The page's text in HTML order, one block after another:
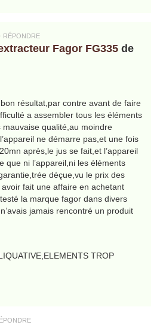
· RÉPONDRE
Fagor FG335 de
résultat,par contre avant de faire
a assembler tous les éléments
qualité,au moindre
ne démarre pas,et une fois
après,le jus se fait,et l’appareil
que ni l’appareil,ni les éléments
déçue,vu le prix des
fait une affaire en achetant
la marque fagor dans divers
jamais rencontré un produit
TROP